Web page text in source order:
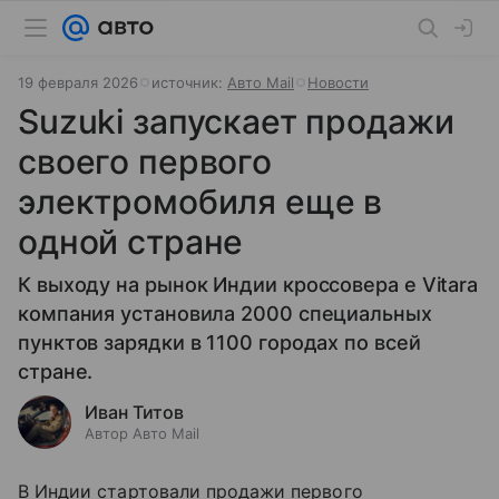
19 февраля 2026 источник: Авто Mail Новости
Suzuki запускает продажи
своего первого
электромобиля еще в
одной стране
К выходу на рынок Индии кроссовера е Vitara
компания установила 2000 специальных
пунктов зарядки в 1100 городах по всей
стране.
Иван Титов
Автор Авто Mail
В Индии стартовали продажи первого